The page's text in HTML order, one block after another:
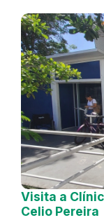
Visita a
Celio Pereira